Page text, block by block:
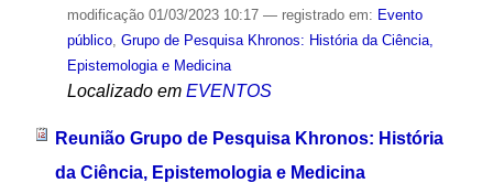
modificação01/03/2023 10:17 — registrado em: Evento
público, Grupo de Pesquisa Khronos: História da Ciência,
Epistemologia e Medicina
Localizado em EVENTOS
Reunião Grupo de Pesquisa Khronos: História
da Ciência, Epistemologia e Medicina